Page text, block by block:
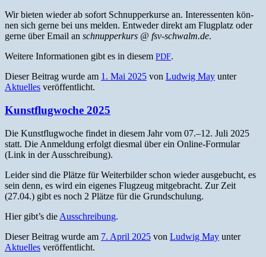
Wir bieten wieder ab sofort Schnup­perkurse an. Inter­essen­ten kön­
nen sich gerne bei uns melden. Entwed­er direkt am Flug­platz oder
gerne über Email an schnup­perkurs @ fsv-schwalm.de.
Weit­ere Infor­ma­tio­nen gibt es in diesem PDF.
Dieser Beitrag wurde am 1. Mai 2025 von Ludwig May unter
Aktuelles veröffentlicht.
Kunstflugwoche 2025
Die Kun­st­flug­woche find­et in diesem Jahr vom 07.–12. Juli 2025
statt. Die Anmel­dung erfol­gt dies­mal über ein Online-For­mu­lar
(Link in der Ausschreibung).
Lei­der sind die Plätze für Weit­er­bilder schon wieder aus­ge­bucht, es
sein denn, es wird ein eigenes Flugzeug mit­ge­bracht. Zur Zeit
(27.04.) gibt es noch 2 Plätze für die Grundschulung.
Hier gibt’s die Auss­chrei­bung.
Dieser Beitrag wurde am 7. April 2025 von Ludwig May unter
Aktuelles veröffentlicht.